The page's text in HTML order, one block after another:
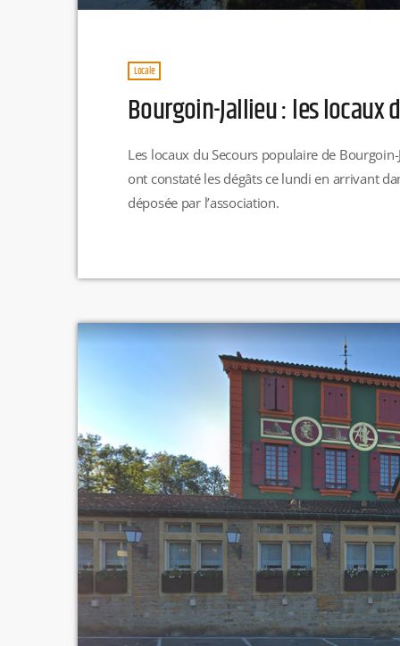
Locale
Bourgoin-Jallieu : les
Les locaux du Secours populaire de
ont constaté les dégâts ce lundi en arrivant
déposée par l’association.